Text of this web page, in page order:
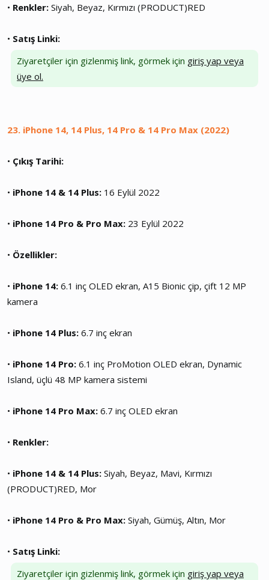
• Renkler: Siyah, Beyaz, Kırmızı (PRODUCT)RED
• Satış Linki:
Ziyaretçiler için gizlenmiş link, görmek için giriş yap veya
üye ol.
23. iPhone 14, 14 Plus, 14 Pro & 14 Pro Max (2022)
• Çıkış Tarihi:
• iPhone 14 & 14 Plus: 16 Eylül 2022
• iPhone 14 Pro & Pro Max: 23 Eylül 2022
• Özellikler:
• iPhone 14: 6.1 inç OLED ekran, A15 Bionic çip, çift 12 MP
kamera
• iPhone 14 Plus: 6.7 inç ekran
• iPhone 14 Pro: 6.1 inç ProMotion OLED ekran, Dynamic
Island, üçlü 48 MP kamera sistemi
• iPhone 14 Pro Max: 6.7 inç OLED ekran
• Renkler:
• iPhone 14 & 14 Plus: Siyah, Beyaz, Mavi, Kırmızı
(PRODUCT)RED, Mor
• iPhone 14 Pro & Pro Max: Siyah, Gümüş, Altın, Mor
• Satış Linki:
Ziyaretçiler için gizlenmiş link, görmek için giriş yap veya